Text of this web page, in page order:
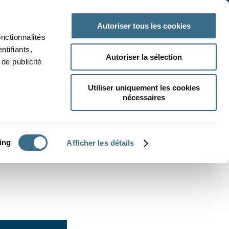
publicité
Afficher les détails
Autoriser tous les cookies
Autoriser la sélection
Utiliser uniquement les cookies
nécessaires